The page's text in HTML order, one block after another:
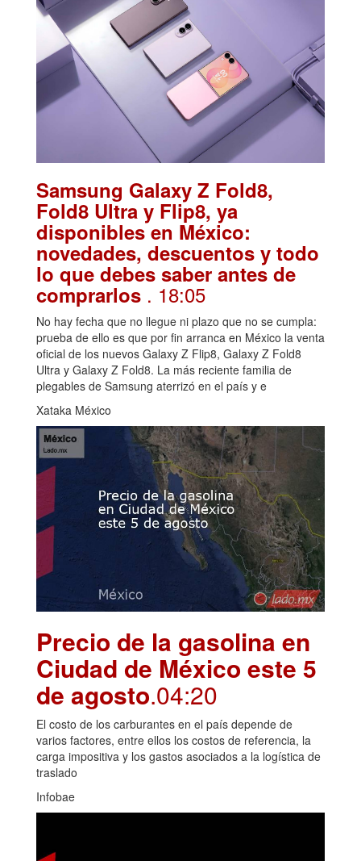
Samsung Galaxy Z Fold8,
Fold8 Ultra y Flip8, ya
disponibles en México:
novedades, descuentos y todo
lo que debes saber antes de
comprarlos . 18:05
No hay fecha que no llegue ni plazo que no se cumpla:
prueba de ello es que por fin arranca en México la venta
oficial de los nuevos Galaxy Z Flip8, Galaxy Z Fold8
Ultra y Galaxy Z Fold8. La más reciente familia de
plegables de Samsung aterrizó en el país y e
Xataka México
Precio de la gasolina en
Ciudad de México este 5
de agosto.04:20
El costo de los carburantes en el país depende de
varios factores, entre ellos los costos de referencia, la
carga impositiva y los gastos asociados a la logística de
traslado
Infobae